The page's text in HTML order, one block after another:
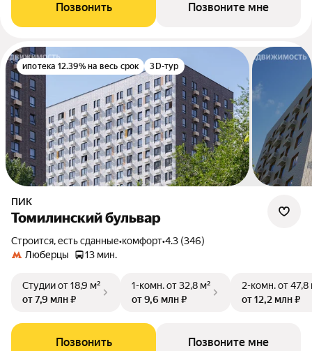
Позвонить Позвоните мне
ипотека 12.39% на весь срок 3D-тур
ПИК
Томилинский бульвар
Строится, есть сданные•комфорт•4.3 (346)
Люберцы
13 мин.
Студииот 18,9 м²
от 7,9 млн ₽
1-комн.от 32,8 м²
от 9,6 млн ₽
2-комн.от 47,8
от 12,2 млн ₽
Позвонить Позвоните мне